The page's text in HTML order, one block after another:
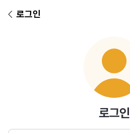
로그인
로그인
아이디
비밀번호